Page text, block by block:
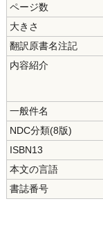
ページ数
大きさ
翻訳原書名注記
内容紹介
一般件名
NDC分類(8版)
ISBN13
本文の言語
書誌番号